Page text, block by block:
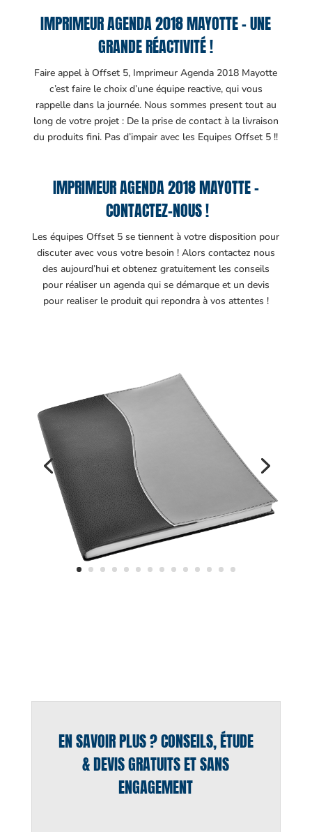
IMPRIMEUR AGENDA 2018 MAYOTTE – UNE
GRANDE RÉACTIVITÉ !
Faire appel à Offset 5, Imprimeur Agenda 2018 Mayotte
c’est faire le choix d’une équipe reactive, qui vous
rappelle dans la journée. Nous sommes present tout au
long de votre projet : De la prise de contact à la livraison
du produits fini. Pas d’impair avec les Equipes Offset 5 !!
IMPRIMEUR AGENDA 2018 MAYOTTE –
CONTACTEZ-NOUS !
Les équipes Offset 5 se tiennent à votre disposition pour
discuter avec vous votre besoin ! Alors contactez nous
des aujourd’hui et obtenez gratuitement les conseils
pour réaliser un agenda qui se démarque et un devis
pour realiser le produit qui repondra à vos attentes !
EN SAVOIR PLUS ? CONSEILS, ÉTUDE
& DEVIS GRATUITS ET SANS
ENGAGEMENT